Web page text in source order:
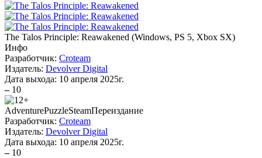
The Talos Principle: Reawakened (Windows, PS 5, Xbox SX)
Инфо
Разработчик: Croteam
Издатель: Devolver Digital
Дата выхода: 10 апреля 2025г.
– 10
AdventurePuzzleSteamПереиздание
Разработчик: Croteam
Издатель: Devolver Digital
Дата выхода: 10 апреля 2025г.
– 10